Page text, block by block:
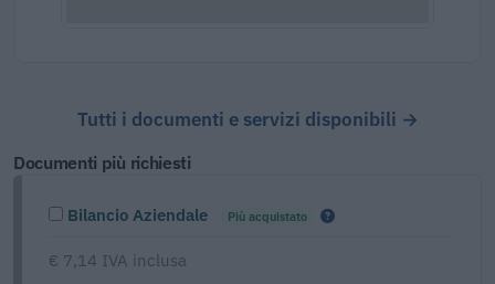
Tutti i documenti e servizi disponibili →
Documenti più richiesti
Bilancio Aziendale Più acquistato
€ 7,14 IVA inclusa